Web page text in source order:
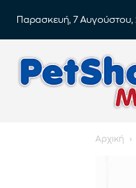
Παρασκευή, 7 Αυγούστου,
Αρχική